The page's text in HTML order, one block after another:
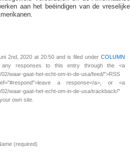
aan het beëindigen van de vreselijke
2nd, 2020 at 20:50 and is filed under COLUMN
any responses to this entry through the <a
waar-gaat-het-echt-om-in-de-usa/feed/">RSS
a response</a>, or <a
waar-gaat-het-echt-om-in-de-usa/trackback/"
own site.
(required)